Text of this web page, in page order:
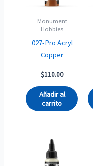
Monument
Hobbies
027-Pro Acryl
Copper
$110.00
Añadir al
carrito